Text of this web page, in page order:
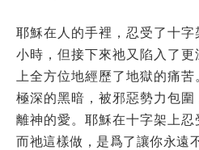
耶穌在人的手裡，忍受了十
小時，但接下來祂又陷入了
上全方位地經歷了地獄的痛
極深的黑暗，被邪惡勢力包
離神的愛。耶穌在十字架上忍
而祂這樣做，是爲了讓你永遠